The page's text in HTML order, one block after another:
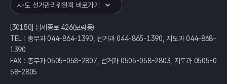
시·도 선거관리위원회 바로가기
[30150] 남세종로 426(보람동)
TEL : 총무과 044-864-1390, 선거과 044-865-1390, 지도과 044-868-
1390
FAX : 총무과 0505-058-2807, 선거과 0505-058-2803, 지도과 0505-0
58-2805